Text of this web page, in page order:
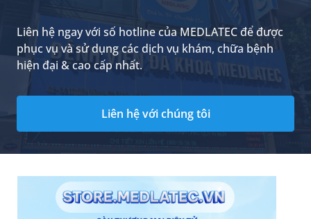
Liên hệ ngay với số hotline của MEDLATEC để được
phục vụ và sử dụng các dịch vụ khám, chữa bệnh
hiện đại & cao cấp nhất.
Liên hệ với chúng tôi